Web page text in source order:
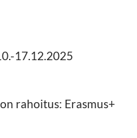
17.12.2025
rahoitus: Erasmus+